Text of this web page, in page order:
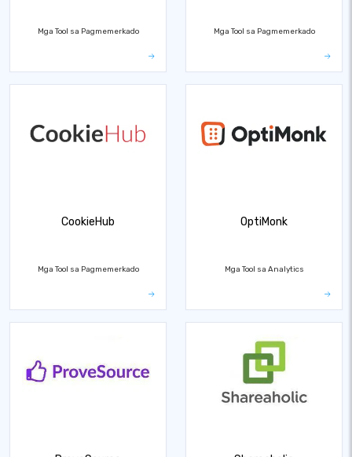
Mga Tool sa Pagmemerkado Mga Tool sa Pagmemerkado
CookieHub
Mga Tool sa Pagmemerkado
OptiMonk
Mga Tool sa Analytics